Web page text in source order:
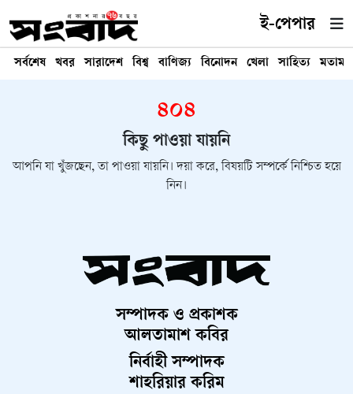
ই-পেপার
সর্বশেষ খবর সারাদেশ বিশ্ব বাণিজ্য বিনোদন খেলা সাহিত্য মতামত
৪০৪
কিছু পাওয়া যায়নি
আপনি যা খুঁজছেন, তা পাওয়া যায়নি। দয়া করে, বিষয়টি সম্পর্কে নিশ্চিত হয়ে
নিন।
সম্পাদক ও প্রকাশক
আলতামাশ কবির
নির্বাহী সম্পাদক
শাহরিয়ার করিম